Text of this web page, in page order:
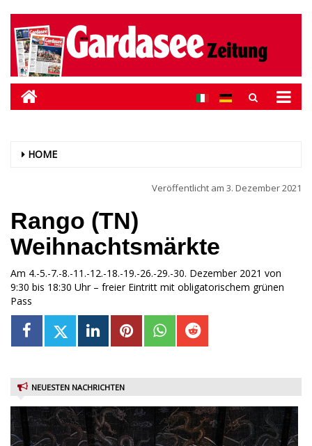
HOME
Veröffentlicht am 3. Dezember 2021
Rango (TN)
Weihnachtsmärkte
Am 4.-5.-7.-8.-11.-12.-18.-19.-26.-29.-30. Dezember 2021 von
9:30 bis 18:30 Uhr – freier Eintritt mit obligatorischem grünen
Pass
NEUESTEN NACHRICHTEN